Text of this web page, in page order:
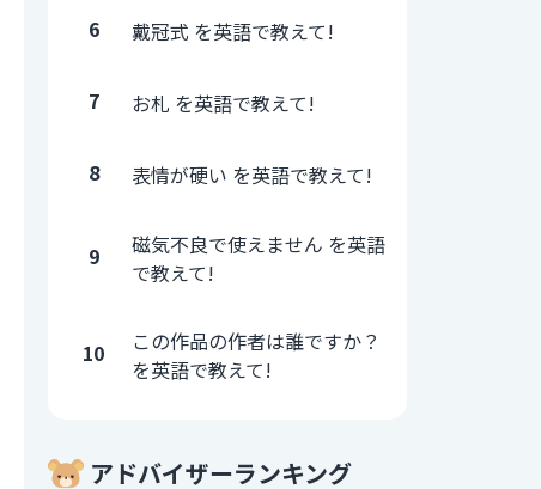
6 戴冠式 を英語で教えて!
7 お札 を英語で教えて!
8 表情が硬い を英語で教えて!
9
磁気不良で使えません を英語
で教えて!
10
この作品の作者は誰ですか？
を英語で教えて!
アドバイザーランキング